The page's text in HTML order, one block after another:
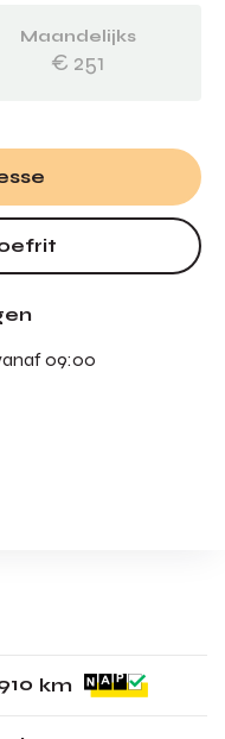
Maandelijks
€ 251
09:00
10 km